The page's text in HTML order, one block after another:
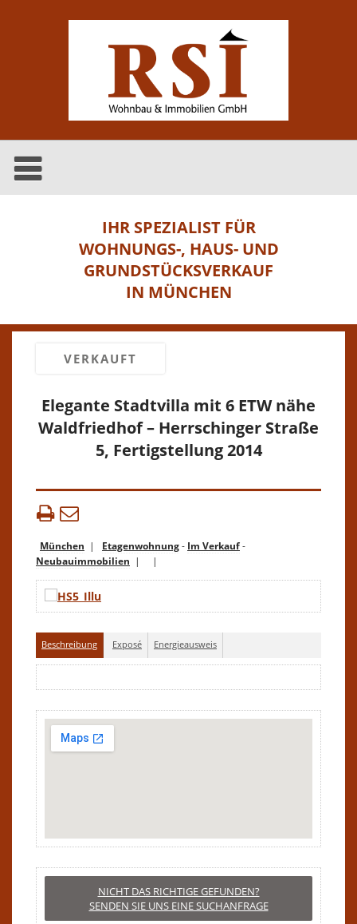
IHR SPEZIALIST FÜR
WOHNUNGS-, HAUS- UND
GRUNDSTÜCKSVERKAUF
IN MÜNCHEN
VERKAUFT
Elegante Stadtvilla mit 6 ETW nähe
Waldfriedhof – Herrschinger Straße
5, Fertigstellung 2014
München | Etagenwohnung- Im Verkauf-
Neubauimmobilien | |
Beschreibung Exposé Energieausweis
NICHT DAS RICHTIGE GEFUNDEN?
SENDEN SIE UNS EINE SUCHANFRAGE